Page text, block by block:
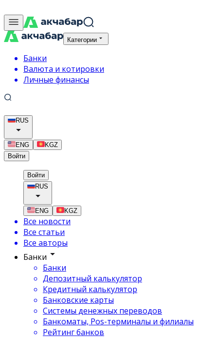
Категории
Банки
Валюта и котировки
Личные финансы
RUS
ENG
KGZ
Войти
Войти
RUS
ENG KGZ
Все новости
Все статьи
Все авторы
Банки
Банки
Депозитный калькулятор
Кредитный калькулятор
Банковские карты
Системы денежных переводов
Банкоматы, Pos-терминалы и филиалы
Рейтинг банков